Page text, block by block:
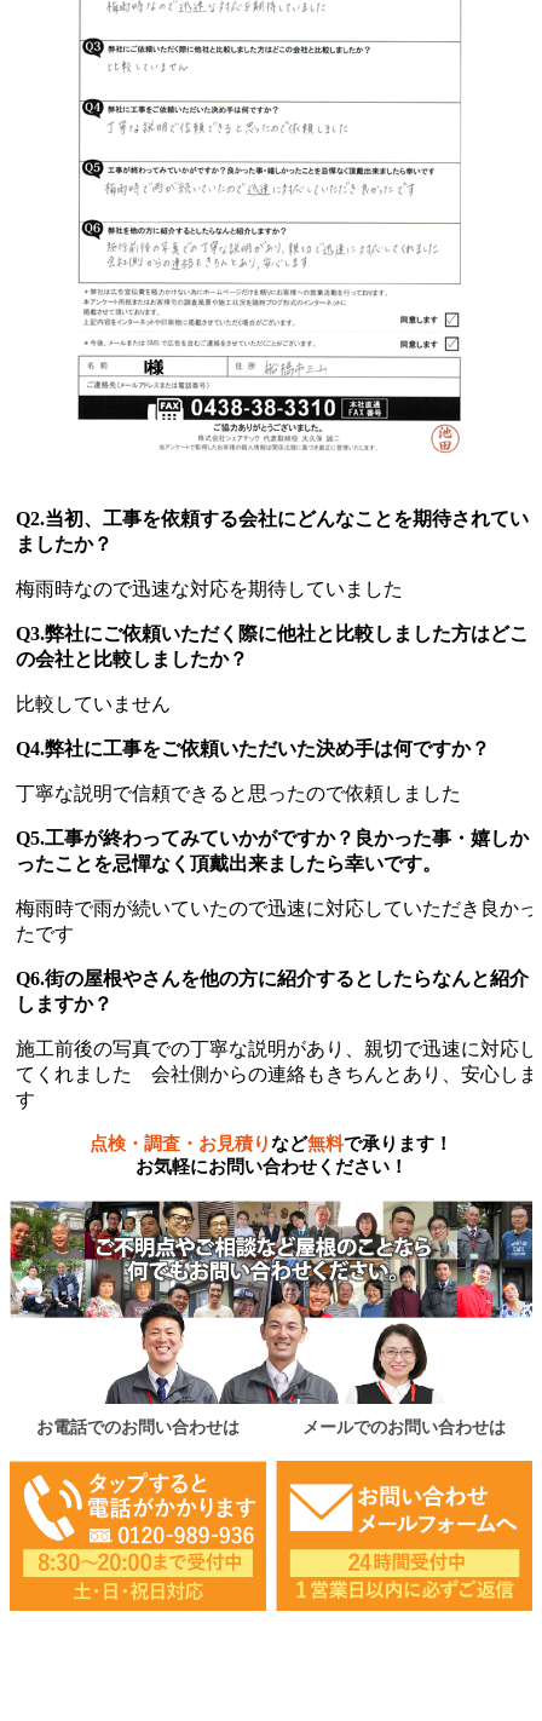
Q2.当初、工事を依頼する会社にどんなことを期待されてい
ましたか？
梅雨時なので迅速な対応を期待していました
Q3.弊社にご依頼いただく際に他社と比較しました方はどこ
の会社と比較しましたか？
比較していません
Q4.弊社に工事をご依頼いただいた決め手は何ですか？
丁寧な説明で信頼できると思ったので依頼しました
Q5.工事が終わってみていかがですか？良かった事・嬉しか
ったことを忌憚なく頂戴出来ましたら幸いです。
梅雨時で雨が続いていたので迅速に対応していただき良かっ
たです
Q6.街の屋根やさんを他の方に紹介するとしたらなんと紹介
しますか？
施工前後の写真での丁寧な説明があり、親切で迅速に対応し
てくれました 会社側からの連絡もきちんとあり、安心しま
す
点検・調査・お見積りなど無料で承ります！
お気軽にお問い合わせください！
お電話でのお問い合わせは メールでのお問い合わせは